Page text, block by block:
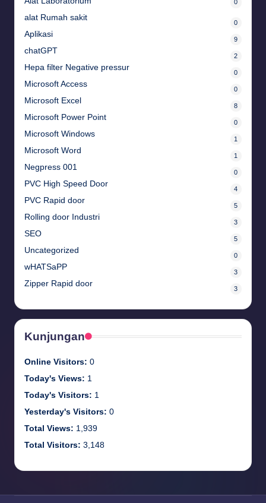
0
alat Rumah sakit
0
Aplikasi
9
chatGPT
2
Hepa filter Negative pressur
0
Microsoft Access
0
Microsoft Excel
8
Microsoft Power Point
0
Microsoft Windows
1
Microsoft Word
1
Negpress 001
0
PVC High Speed Door
4
PVC Rapid door
5
Rolling door Industri
3
SEO
5
Uncategorized
0
wHATSaPP
3
Zipper Rapid door
3
Kunjungan
Online Visitors: 0
Today's Views: 1
Today's Visitors: 1
Yesterday's Visitors: 0
Total Views: 1,939
Total Visitors: 3,148